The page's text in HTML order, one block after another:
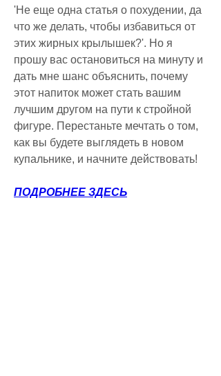
'Не еще одна статья о похудении, да
что же делать, чтобы избавиться от
этих жирных крылышек?'. Но я
прошу вас остановиться на минуту и
дать мне шанс объяснить, почему
этот напиток может стать вашим
лучшим другом на пути к стройной
фигуре. Перестаньте мечтать о том,
как вы будете выглядеть в новом
купальнике, и начните действовать!
ПОДРОБНЕЕ ЗДЕСЬ